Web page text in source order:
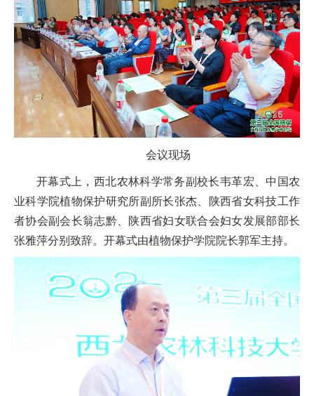
会议现场
开幕式上，西北农林科学常务副校长韦革宏、中国农
业科学院植物保护研究所副所长张杰、陕西省女科技工作
者协会副会长翁志黔、陕西省妇女联合会妇女发展部部长
张雅萍分别致辞。开幕式由植物保护学院院长郭军主持。